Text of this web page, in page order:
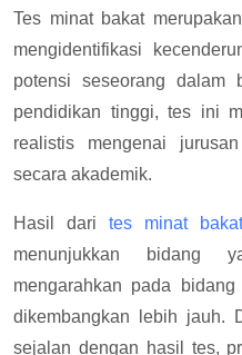
Tes minat bakat
mengidentifikasi
potensi seseorang dalam
pendidikan tinggi, tes ini
realistis mengenai
secara akademik.
Hasil dari tes minat
menunjukkan bidang
mengarahkan pada
dikembangkan lebih jauh.
sejalan dengan hasil tes,